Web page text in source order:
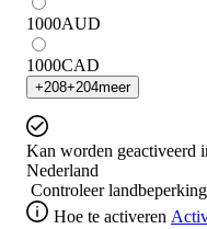
1000AUD
1000CAD
+208+204meer
Kan worden geactiveerd
Nederland
Controleer
Hoe te activeren